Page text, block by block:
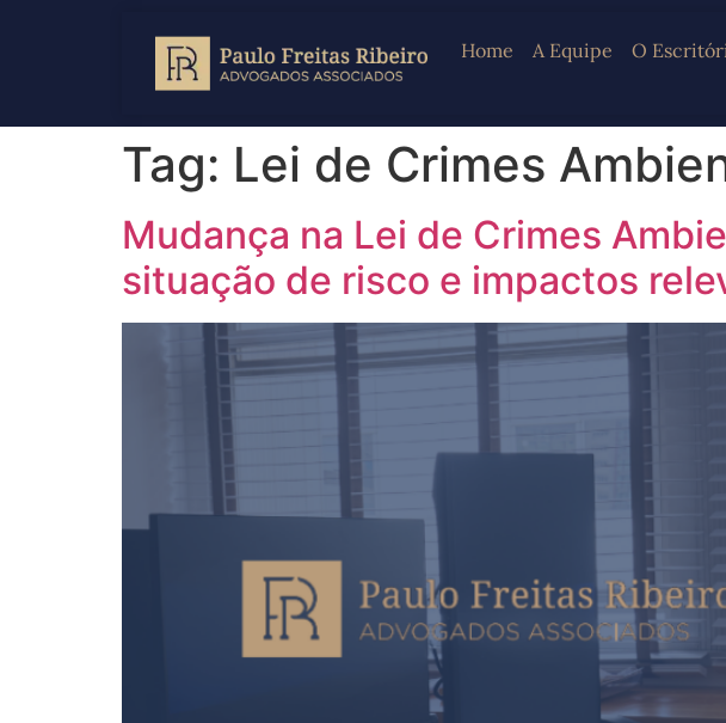
Home A Equipe O
Tag: Lei de Crimes
Mudança na Lei de Crimes
situação de risco e impactos